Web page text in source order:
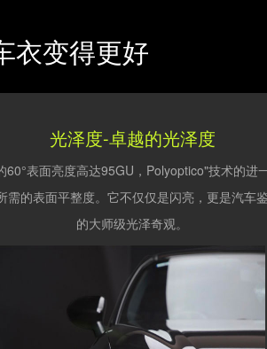
衣变得更好
光泽度-卓越的光泽度
60°表面亮度高达95GU，Polyoptico"技术的进
需的表面平整度。它不仅仅是闪亮，更是汽车
的大师级光泽奇观。